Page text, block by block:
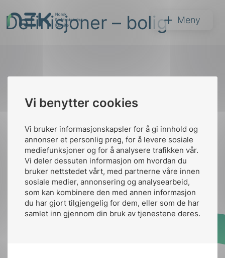
Vi benytter cookies
Vi bruker informasjonskapsler for å gi innhold og
annonser et personlig preg, for å levere sosiale
mediefunksjoner og for å analysere trafikken vår.
Vi deler dessuten informasjon om hvordan du
bruker nettstedet vårt, med partnerne våre innen
sosiale medier, annonsering og analysearbeid,
som kan kombinere den med annen informasjon
du har gjort tilgjengelig for dem, eller som de har
samlet inn gjennom din bruk av tjenestene deres.
til
innhold
NEK Meny
Søk
Definisjoner – bolig
Kontakt oss
Ansatte
nek@nek.no
Kontakt
Bruk av Cookies